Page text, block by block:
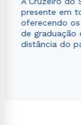
presente em
oferecendo
de graduação
distância do